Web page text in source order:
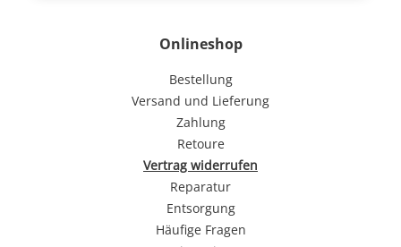
Onlineshop
Bestellung
Versand und Lieferung
Zahlung
Retoure
Vertrag widerrufen
Reparatur
Entsorgung
Häufige Fragen